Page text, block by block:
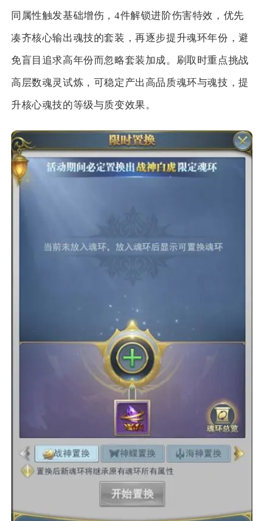
同属性触发基础增伤，4件解锁进阶伤害特效，优先
凑齐核心输出魂技的套装，再逐步提升魂环年份，避
免盲目追求高年份而忽略套装加成。刷取时重点挑战
高层数魂灵试炼，可稳定产出高品质魂环与魂技，提
升核心魂技的等级与质变效果。